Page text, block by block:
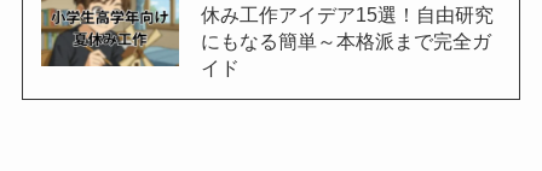
休み工作アイデア15選！自由研究
にもなる簡単～本格派まで完全ガ
イド